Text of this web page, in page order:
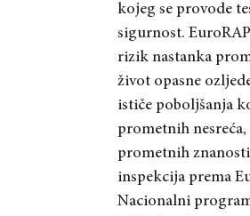
kojeg se provode
sigurnost.
rizik nastanka
život opasne
ističe poboljšanja
prometnih nesreća,
prometnih
inspekcija prema
Nacionalni